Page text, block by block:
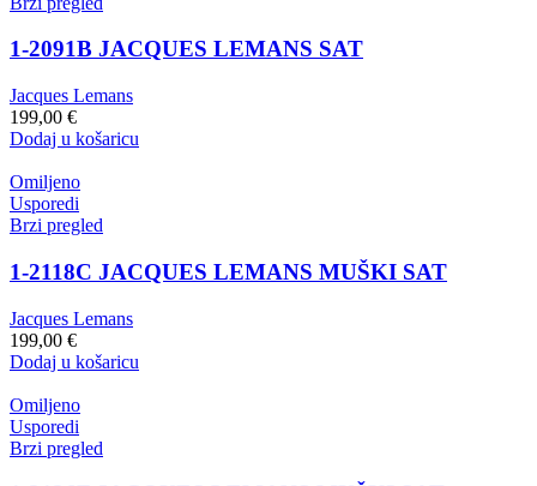
1-2091B JACQUES LEMANS SAT
Jacques Lemans
199,00 €
Dodaj u košaricu
Omiljeno
Usporedi
Brzi pregled
1-2118C JACQUES LEMANS MUŠKI SAT
Jacques Lemans
199,00 €
Dodaj u košaricu
Omiljeno
Usporedi
Brzi pregled